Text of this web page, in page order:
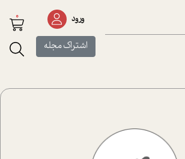
ورود
اشتراک مجله
0